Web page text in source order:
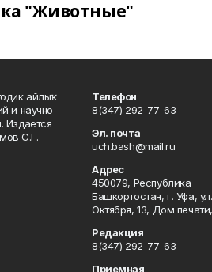
"Животные"
айлыҡ
и научно-
Издается
С.Г.
Телефон
8(347) 292-77-63
Эл. почта
uch.bash@mail.ru
Адрес
450079, Республика
Башкортостан, г. Уфа,
Октября, 13, Дом
Редакция
8(347) 292-77-63
Приемная